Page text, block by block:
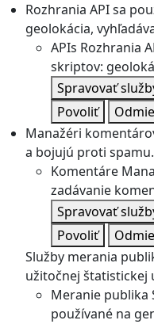
Rozhrania API sa
geolokácia,
APIs Rozhrania
skriptov:
Spravovať
Povoliť
Manažéri
a bojujú proti spamu.
Komentáre
zadávanie
Spravovať
Povoliť
Služby merania
užitočnej štatistickej
Meranie publika
používané na